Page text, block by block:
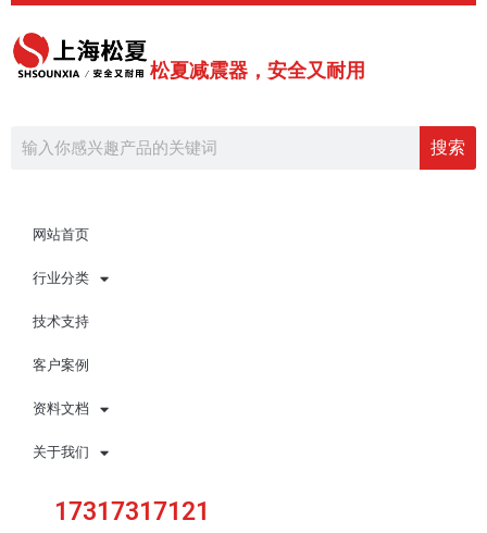
跳
内
松夏减震器，安全又耐用
搜索
网站首页
行业分类
技术支持
客户案例
资料文档
关于我们
17317317121